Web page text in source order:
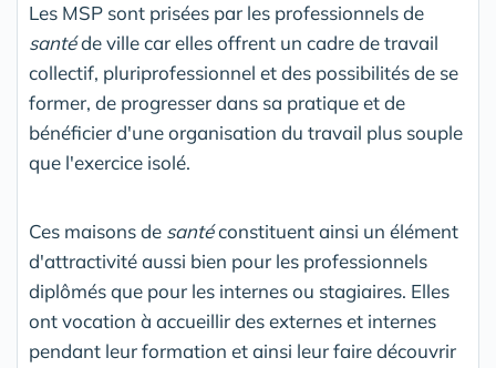
Les MSP sont prisées par les professionnels de
santéde ville car elles offrent un cadre de travail
collectif, pluriprofessionnel et des possibilités de se
former, de progresser dans sa pratique et de
bénéficier d'une organisation du travail plus souple
que l'exercice isolé.
Ces maisons de santéconstituent ainsi un élément
d'attractivité aussi bien pour les professionnels
diplômés que pour les internes ou stagiaires. Elles
ont vocation à accueillir des externes et internes
pendant leur formation et ainsi leur faire découvrir